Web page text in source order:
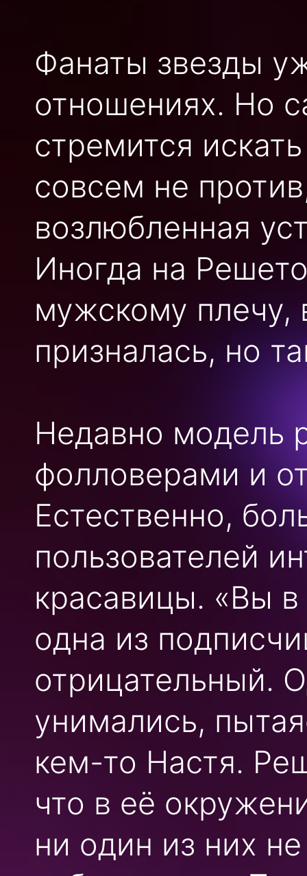
Фанаты звезды
отношениях. Но
стремится
совсем не
возлюбленная
Иногда на
мужскому
призналась, но
Недавно модель
фолловерами и
Естественно,
пользователей
красавицы. «Вы
одна из
отрицательный.
унимались,
кем-то Настя.
что в её
ни один из них